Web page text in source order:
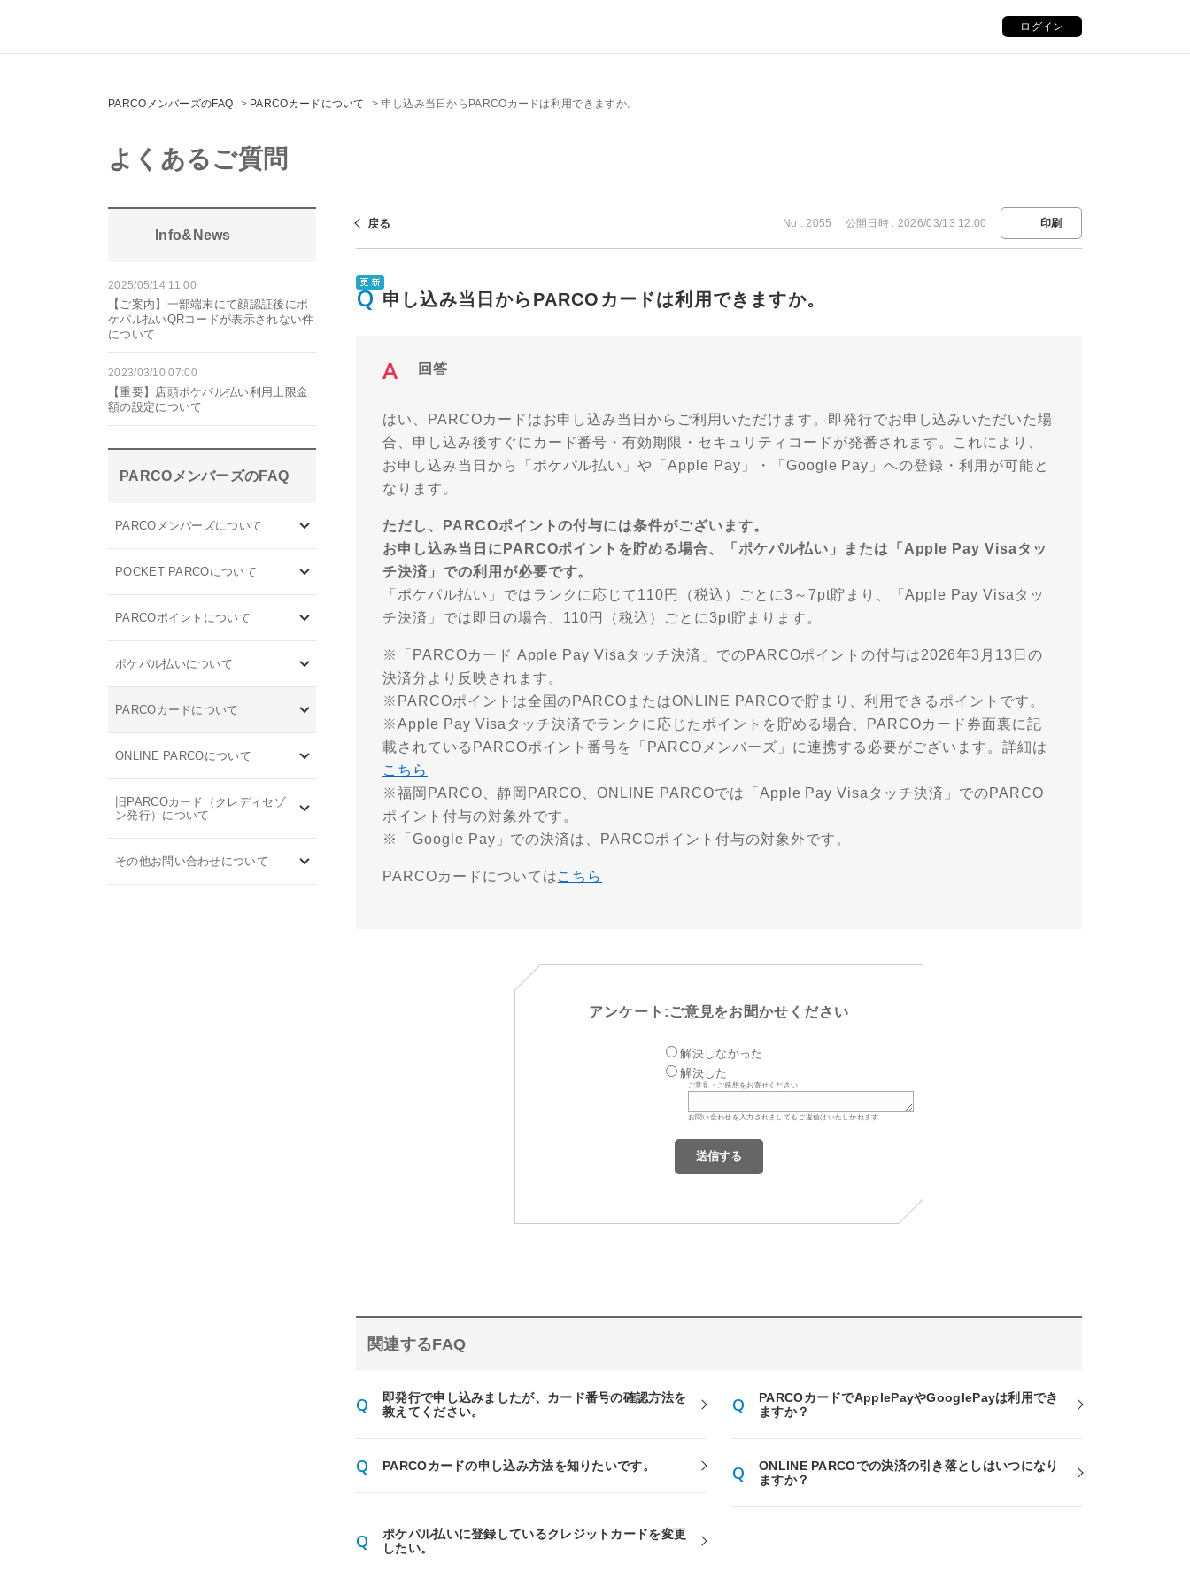
ログイン
PARCOメンバーズのFAQ > PARCOカードについて > 申し込み当日からPARCOカードは利用できますか。
よくあるご質問
Info&News
2025/05/14 11:00
【ご案内】一部端末にて顔認証後にポ
ケパル払いQRコードが表示されない件
について
2023/03/10 07:00
【重要】店頭ポケパル払い利用上限金
額の設定について
PARCOメンバーズのFAQ
PARCOメンバーズについて
POCKET PARCOについて
PARCOポイントについて
ポケパル払いについて
PARCOカードについて
ONLINE PARCOについて
旧PARCOカード（クレディセゾ
ン発行）について
その他お問い合わせについて
戻る No : 2055 公開日時 : 2026/03/13 12:00 印刷
申し込み当日からPARCOカードは利用できますか。
回答
はい、PARCOカードはお申し込み当日からご利用いただけます。即発行でお申し込みいただいた場
合、申し込み後すぐにカード番号・有効期限・セキュリティコードが発番されます。これにより、
お申し込み当日から「ポケパル払い」や「Apple Pay」・「Google Pay」への登録・利用が可能と
なります。
ただし、PARCOポイントの付与には条件がございます。
お申し込み当日にPARCOポイントを貯める場合、「ポケパル払い」または「Apple Pay Visaタッ
チ決済」での利用が必要です。
「ポケパル払い」ではランクに応じて110円（税込）ごとに3～7pt貯まり、「Apple Pay Visaタッ
チ決済」では即日の場合、110円（税込）ごとに3pt貯まります。
※「PARCOカード Apple Pay Visaタッチ決済」でのPARCOポイントの付与は2026年3月13日の
決済分より反映されます。
※PARCOポイントは全国のPARCOまたはONLINE PARCOで貯まり、利用できるポイントです。
※Apple Pay Visaタッチ決済でランクに応じたポイントを貯める場合、PARCOカード券面裏に記
載されているPARCOポイント番号を「PARCOメンバーズ」に連携する必要がございます。詳細は
こちら
※福岡PARCO、静岡PARCO、ONLINE PARCOでは「Apple Pay Visaタッチ決済」でのPARCO
ポイント付与の対象外です。
※「Google Pay」での決済は、PARCOポイント付与の対象外です。
PARCOカードについてはこちら
アンケート:ご意見をお聞かせください
解決しなかった
解決した
ご意見・ご感想をお寄せください
お問い合わせを入力されましてもご返信はいたしかねます
関連するFAQ
即発行で申し込みましたが、カード番号の確認方法を
教えてください。
PARCOカードでApplePayやGooglePayは利用でき
ますか？
PARCOカードの申し込み方法を知りたいです。
ONLINE PARCOでの決済の引き落としはいつになり
ますか？
ポケパル払いに登録しているクレジットカードを変更
したい。